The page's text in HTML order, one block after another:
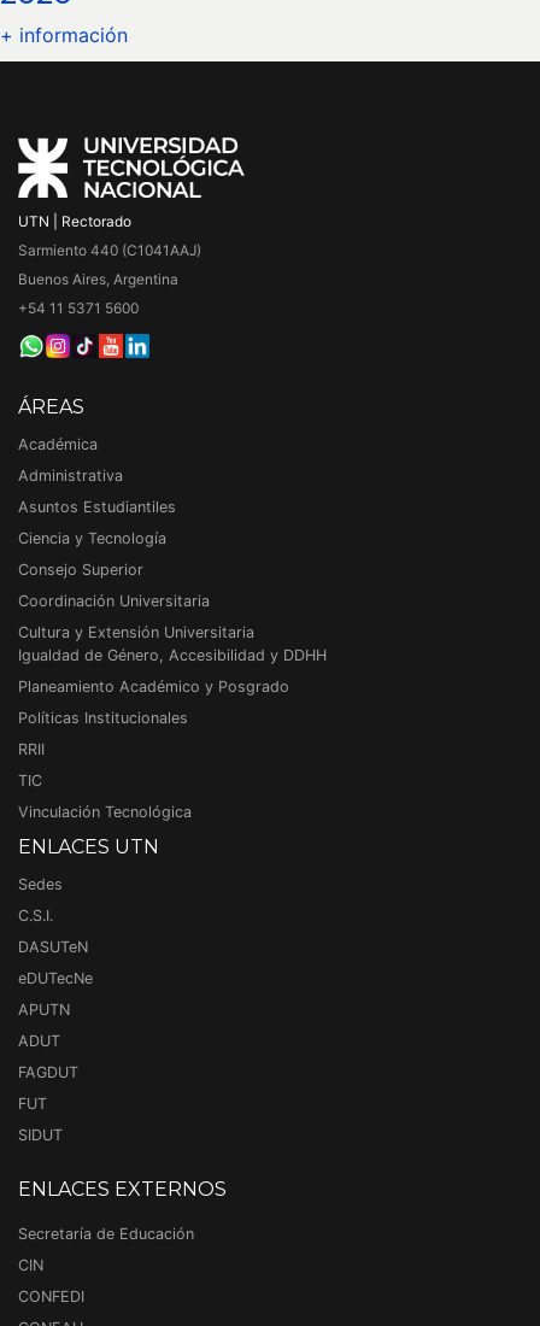
+ información
UTN | Rectorado
Sarmiento 440 (C1041AAJ)
Buenos Aires, Argentina
+54 11 5371 5600
ÁREAS
Académica
Administrativa
Asuntos Estudiantiles
Ciencia y Tecnología
Consejo Superior
Coordinación Universitaria
Cultura y Extensión Universitaria
Igualdad de Género, Accesibilidad y DDHH
Planeamiento Académico y Posgrado
Políticas Institucionales
RRII
TIC
Vinculación Tecnológica
ENLACES UTN
Sedes
C.S.I.
DASUTeN
eDUTecNe
APUTN
ADUT
FAGDUT
FUT
SIDUT
ENLACES EXTERNOS
Secretaría de Educación
CIN
CONFEDI